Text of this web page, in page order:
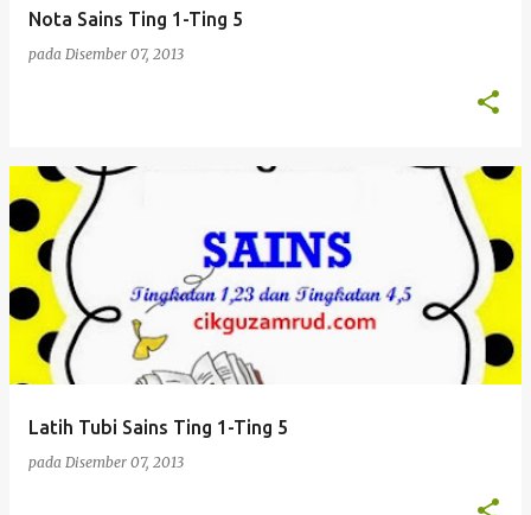
Nota Sains Ting 1-Ting 5
pada Disember 07, 2013
Latih Tubi Sains Ting 1-Ting 5
pada Disember 07, 2013